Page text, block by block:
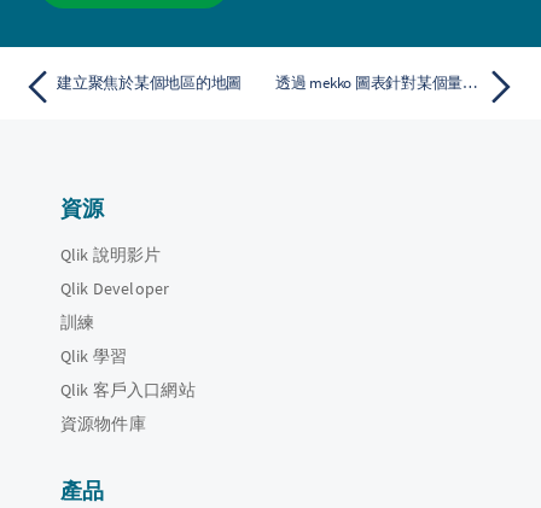
建立聚焦於某個地區的地圖 透過 mekko 圖表針對某個量值比較群組和群組類別
資源
Qlik 說明影片
Qlik Developer
訓練
Qlik 學習
Qlik 客戶入口網站
資源物件庫
產品